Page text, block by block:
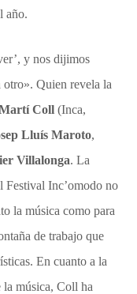
año.
y nos dijimos
otro». Quien revela la
Coll(Inca,
Lluís Maroto,
Villalonga. La
Festival Inc’omodo no
la música como para
de trabajo que
En cuanto a la
la música, Coll ha